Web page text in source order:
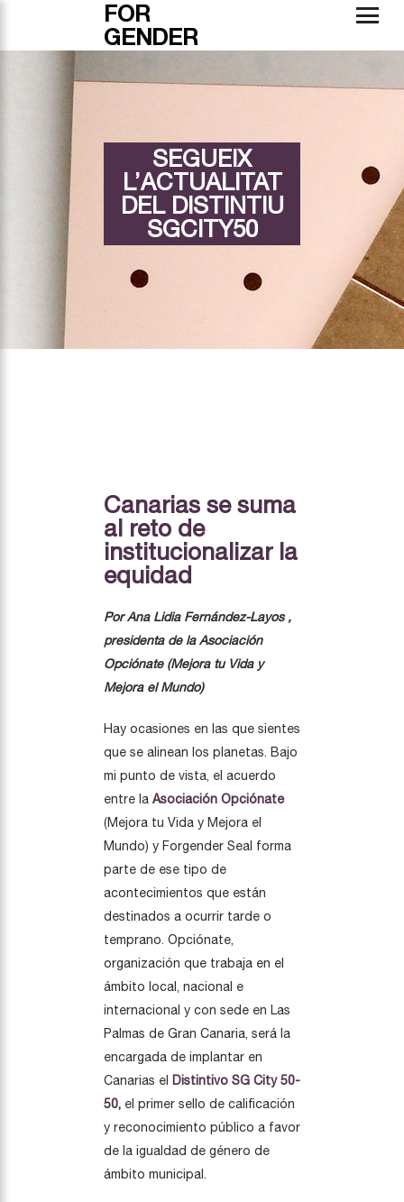
FOR
GENDER
SEGUEIX
L’ACTUALITAT
DEL DISTINTIU
SGCITY50
Canarias se suma
al reto de
institucionalizar la
equidad
Por Ana Lidia Fernández-Layos ,
presidenta de la Asociación
Opciónate (Mejora tu Vida y
Mejora el Mundo)
Hay ocasiones en las que sientes
que se alinean los planetas. Bajo
mi punto de vista, el acuerdo
entre la Asociación Opciónate
(Mejora tu Vida y Mejora el
Mundo) y Forgender Seal forma
parte de ese tipo de
acontecimientos que están
destinados a ocurrir tarde o
temprano. Opciónate,
organización que trabaja en el
ámbito local, nacional e
internacional y con sede en Las
Palmas de Gran Canaria, será la
encargada de implantar en
Canarias el Distintivo SG City 50-
50, el primer sello de calificación
y reconocimiento público a favor
de la igualdad de género de
ámbito municipal.